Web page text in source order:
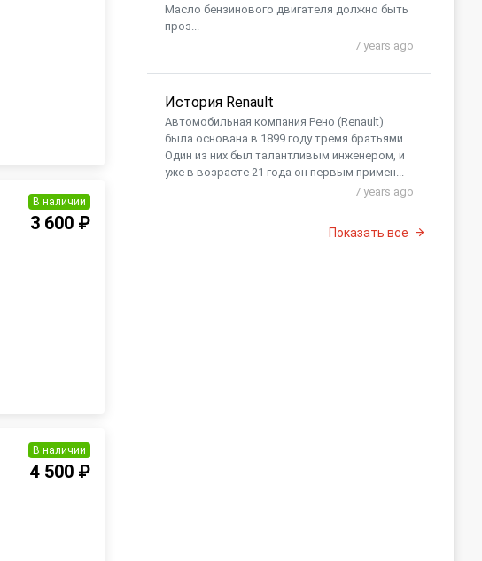
В наличии
3 600 ₽
В наличии
4 500 ₽
Масло бензинового двигателя должно быть
проз...
7 years ago
История Renault
Автомобильная компания Рено (Renault)
была основана в 1899 году тремя братьями.
Один из них был талантливым инженером, и
уже в возрасте 21 года он первым примен...
7 years ago
Показать все